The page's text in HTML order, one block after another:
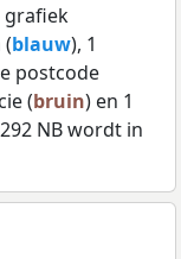
grafiek
blauw), 1
postcode
(bruin) en 1
NB wordt in